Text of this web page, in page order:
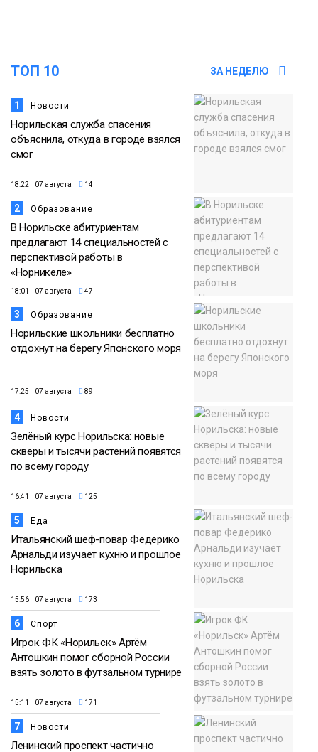
ТОП 10 ЗА НЕДЕЛЮ
1 Новости
Норильская служба спасения
объяснила, откуда в городе взялся
смог
18:22 07 августа 14
2 Образование
В Норильске абитуриентам
предлагают 14 специальностей с
перспективой работы в
«Норникеле»
18:01 07 августа 47
3 Образование
Норильские школьники бесплатно
отдохнут на берегу Японского моря
17:25 07 августа 89
4 Новости
Зелёный курс Норильска: новые
скверы и тысячи растений появятся
по всему городу
16:41 07 августа 125
5 Еда
Итальянский шеф-повар Федерико
Арнальди изучает кухню и прошлое
Норильска
15:56 07 августа 173
6 Спорт
Игрок ФК «Норильск» Артём
Антошкин помог сборной России
взять золото в футзальном турнире
15:11 07 августа 171
7 Новости
Ленинский проспект частично